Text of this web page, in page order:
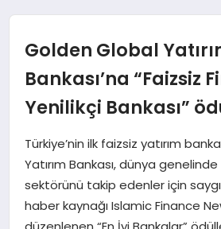
TEKNOLOJI
EKONOMI
MAGAZIN
Golden Global
Bankası’na “Faizsiz
Yenilikçi Bankası”
Türkiye’nin ilk faizsiz yatırım
Yatırım Bankası, dünya
sektörünü takip edenler için
haber kaynağı Islamic Finance